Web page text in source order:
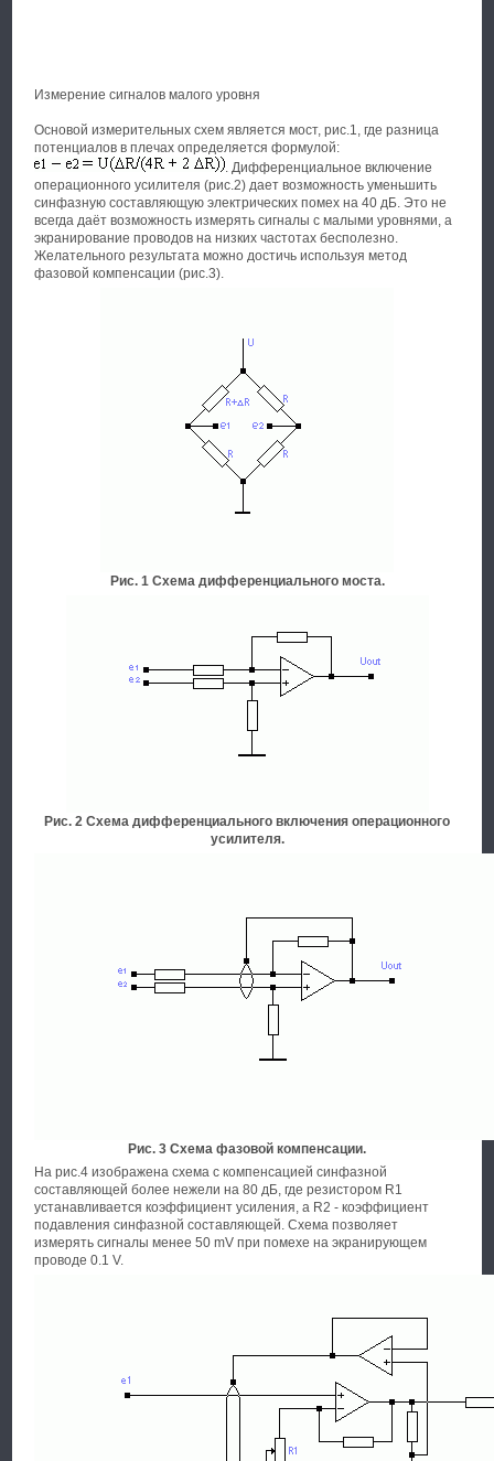
Измерение сигналов малого уровня
Основой измерительных схем является мост, рис.1, где разница
потенциалов в плечах определяется формулой:
. Дифференциальное включение
операционного усилителя (рис.2) дает возможность уменьшить
синфазную составляющую электрических помех на 40 дБ. Это не
всегда даёт возможность измерять сигналы с малыми уровнями, а
экранирование проводов на низких частотах бесполезно.
Желательного результата можно достичь используя метод
фазовой компенсации (рис.3).
Рис. 1 Схема дифференциального моста.
Рис. 2 Схема дифференциального включения операционного
усилителя.
Рис. 3 Схема фазовой компенсации.
На рис.4 изображена схема с компенсацией синфазной
составляющей более нежели на 80 дБ, где резистором R1
устанавливается коэффициент усиления, а R2 - коэффициент
подавления синфазной составляющей. Схема позволяет
измерять сигналы менее 50 mV при помехе на экранирующем
проводе 0.1 V.